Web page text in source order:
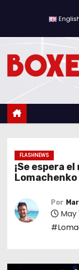
l
FLASHNEWS
¡Se espera
Por
May